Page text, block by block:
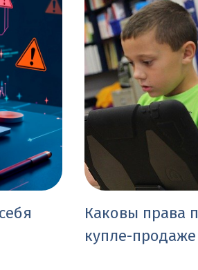
Каковы права
купле-продаже